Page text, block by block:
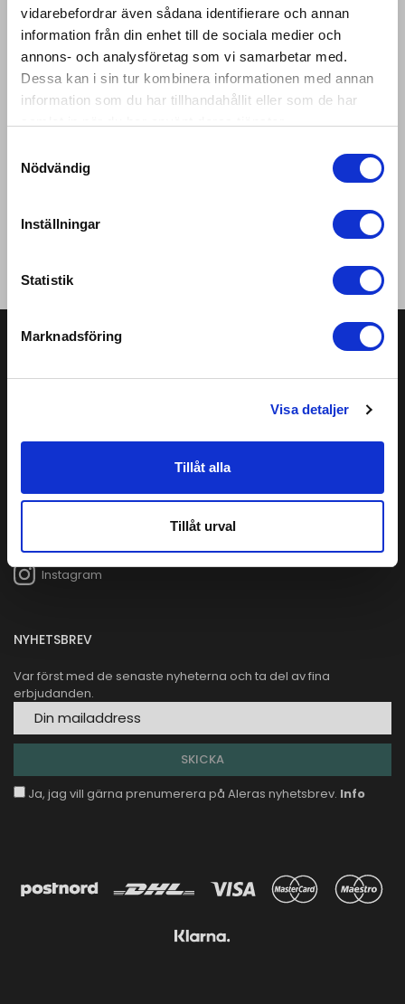
vidarebefordrar även sådana identifierare och annan
information från din enhet till de sociala medier och
annons- och analysföretag som vi samarbetar med.
Dessa kan i sin tur kombinera informationen med annan
information som du har tillhandahållit eller som de har
Nödvändig
Inställningar
Statistik
Marknadsföring
Visa detaljer
Tillåt alla
Tillåt urval
Meddelande
HJÄLP
Kundtjänst
Integritetspolicy
Om oss
Kontakta oss
FÖLJ OSS
Facebook
Instagram
NYHETSBREV
Var först med de senaste nyheterna och ta del av fina
erbjudanden.
Ja, jag vill gärna prenumerera på Aleras nyhetsbrev. Info
Hi there!
CHOOSE YOUR LOCATION
select a country below.